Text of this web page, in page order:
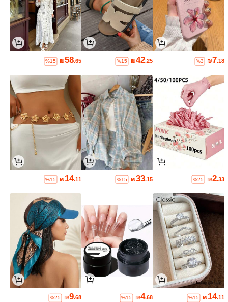
₪7.18
%3
₪42.25
%15
₪58.65
%15
₪2.33
%25
₪33.15
%15
₪14.11
%15
₪14.11
%15
₪4.68
%15
₪9.68
%25